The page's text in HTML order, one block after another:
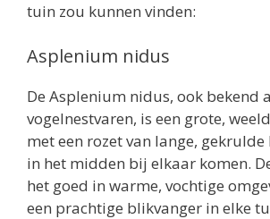
tuin zou kunnen vinden:
Asplenium nidus
De Asplenium nidus, ook bekend
vogelnestvaren, is een grote,
met een rozet van lange,
in het midden bij elkaar komen.
het goed in warme, vochtige
een prachtige blikvanger in elke